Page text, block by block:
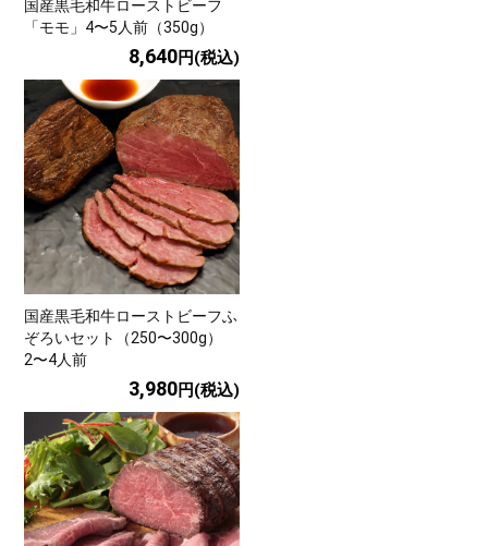
国産黒毛和牛ローストビーフ
「モモ」4〜5人前（350g）
8,640円(税込)
国産黒毛和牛ローストビーフふ
ぞろいセット（250〜300g）
2〜4人前
3,980円(税込)